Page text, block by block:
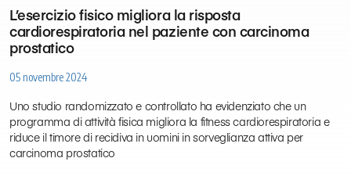
L’esercizio fisico migliora la risposta
cardiorespiratoria nel paziente con carcinoma
prostatico
05 novembre 2024
Uno studio randomizzato e controllato ha evidenziato che un
programma di attività fisica migliora la fitness cardiorespiratoria e
riduce il timore di recidiva in uomini in sorveglianza attiva per
carcinoma prostatico